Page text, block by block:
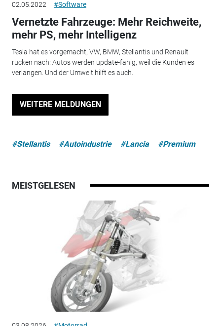
02.05.2022 #Software
Vernetzte Fahrzeuge: Mehr Reichweite,
mehr PS, mehr Intelligenz
Tesla hat es vorgemacht, VW, BMW, Stellantis und Renault
rücken nach: Autos werden update-fähig, weil die Kunden es
verlangen. Und der Umwelt hilft es auch.
WEITERE MELDUNGEN
#Stellantis #Autoindustrie #Lancia #Premium
MEISTGELESEN